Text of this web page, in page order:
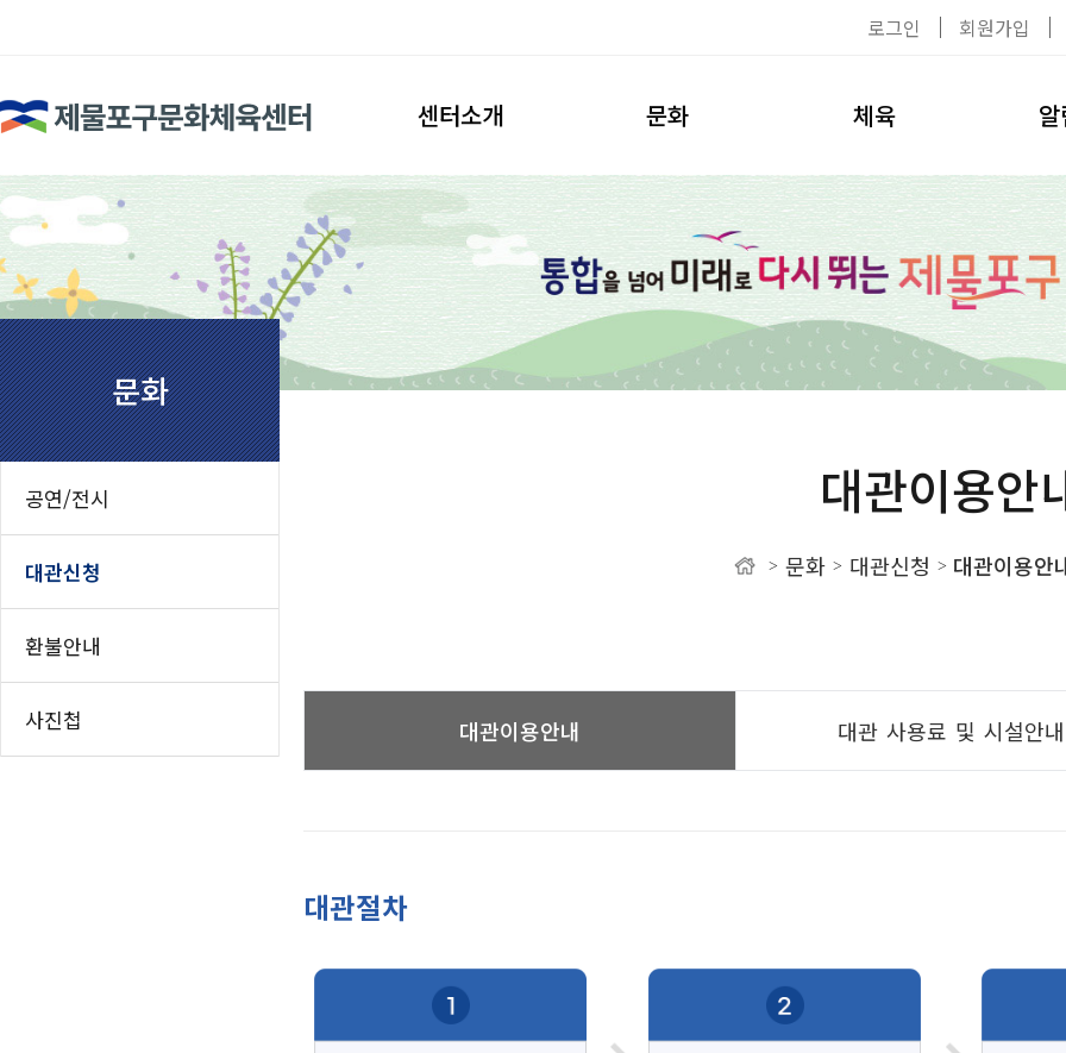
로그인 회원가입
센터소개
인사말
시설안내
조직도
찾아오시는길
문화
공연/전시
대관신청
환불안내
체육
이용수칙
탈의실
헬스장
수영장
강사소개
수강신청
공지사항
자료실
채용공고
문화
공연/전시
대관신청
환불안내
사진첩
대관이용안
> 문화 > 대관신청 > 대관이용안
대관이용안내 대관 사용료 및 시설안내
대관절차